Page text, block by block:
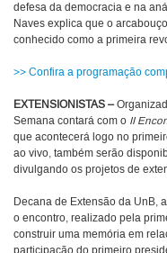
defesa da democracia e na
Naves explica que o
conhecido como a primeira
>> Confira a programação
EXTENSIONISTAS –
Semana contará com o II
que acontecerá logo no
ao vivo, também serão
divulgando os projetos de
Decana de Extensão da UnB,
o encontro, realizado pela
construir uma memória em